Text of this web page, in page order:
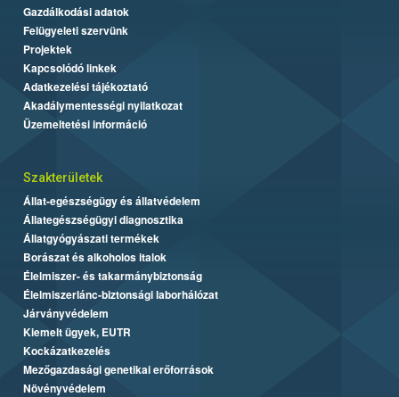
Gazdálkodási adatok
Felügyeleti szervünk
Projektek
Kapcsolódó linkek
Adatkezelési tájékoztató
Akadálymentességi nyilatkozat
Üzemeltetési információ
Szakterületek
Állat-egészségügy és állatvédelem
Állategészségügyi diagnosztika
Állatgyógyászati termékek
Borászat és alkoholos italok
Élelmiszer- és takarmánybiztonság
Élelmiszerlánc-biztonsági laborhálózat
Járványvédelem
Kiemelt ügyek, EUTR
Kockázatkezelés
Mezőgazdasági genetikai erőforrások
Növényvédelem